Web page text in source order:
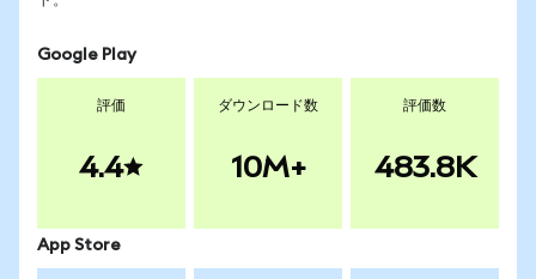
Google Play
評価
4.4
ダウンロード数
10M+
評価数
483.8K
App Store